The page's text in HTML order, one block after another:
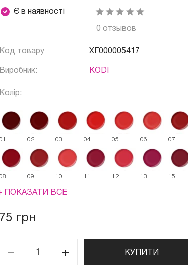
Є в наявності
0 отзывов
Код товару ХГ000005417
Виробник: KODI
Колір:
02 03 04 05 06 07
09 10 11 12 13 15
ПОКАЗАТИ ВСЕ
75 грн
КУПИТИ